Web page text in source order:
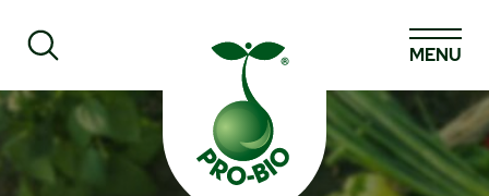
Prohledat PRO-BIO
MENU